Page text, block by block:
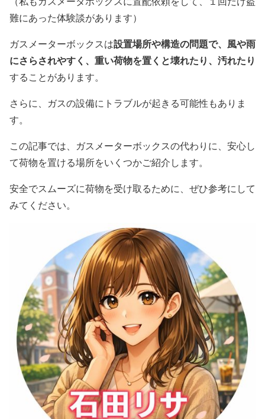
難にあった体験談があります）
ガスメーターボックスは設置場所や構造の問題で、風や雨
にさらされやすく、重い荷物を置くと壊れたり、汚れたり
することがあります。
さらに、ガスの設備にトラブルが起きる可能性もありま
す。
この記事では、ガスメーターボックスの代わりに、安心し
て荷物を置ける場所をいくつかご紹介します。
安全でスムーズに荷物を受け取るために、ぜひ参考にして
みてください。